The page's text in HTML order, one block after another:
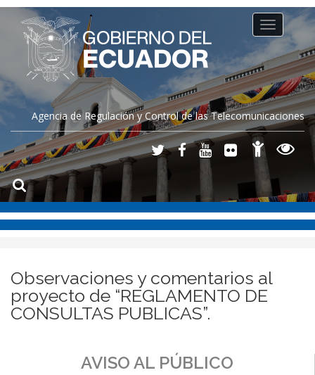
Agencia de Regulación y Control de las Telecomunicaciones
Toggle
navigation
Observaciones y comentarios al
proyecto de “REGLAMENTO DE
CONSULTAS PUBLICAS”.
AVISO AL PÚBLICO